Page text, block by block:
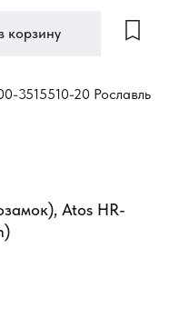
корзину
3515510-20 Рославль
Atos HR-